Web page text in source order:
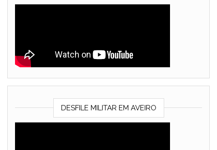
DESFILE MILITAR EM AVEIRO